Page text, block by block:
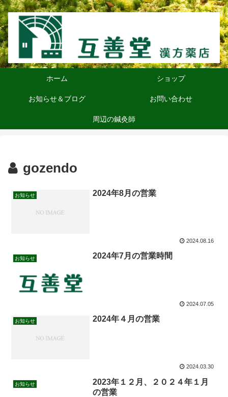
ホーム ショップ
お知らせ＆ブログ お問い合わせ
周辺の鍼灸師
gozendo
お知らせ 2024年8月の営業
2024.08.16
お知らせ 2024年7月の営業時間
2024.07.05
お知らせ 2024年４月の営業
2024.03.30
お知らせ
2023年１２月、２０２４年１月
の営業